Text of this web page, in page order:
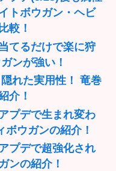
トボウガン・ヘビ
較！
てるだけで楽に狩
ンが強い！
れた実用性！ 竜巻
介！
プデで生まれ変わ
ウガンの紹介！
プデで超強化され
ンの紹介！